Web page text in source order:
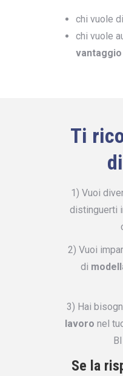
chi vuole
chi vuole
Ti
1) Vuoi
distinguerti
2) Vuoi
di
3) Hai
lavoro nel
Se la